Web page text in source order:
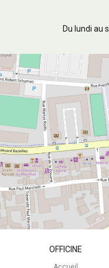
Du lundi au
OFFICINE